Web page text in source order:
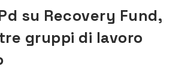
su Recovery Fund,
gruppi di lavoro